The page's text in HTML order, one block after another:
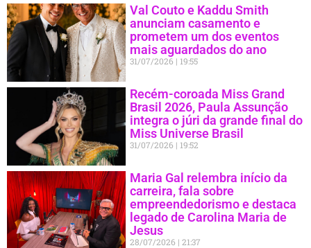
Val Couto e Kaddu Smith
anunciam casamento e
prometem um dos eventos
mais aguardados do ano
31/07/2026 19:55
Recém-coroada Miss Grand
Brasil 2026, Paula Assunção
integra o júri da grande final do
Miss Universe Brasil
31/07/2026 19:52
Maria Gal relembra início da
carreira, fala sobre
empreendedorismo e destaca
legado de Carolina Maria de
Jesus
28/07/2026 21:37